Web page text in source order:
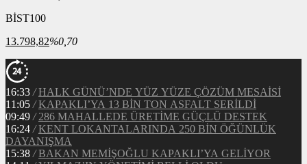
BİST100
13.798,82%0,70
16:33 / HALK GÜNÜ’NDE YÜZ YÜZE ÇÖZÜM MESAİSİ
11:05 / KAPAKLI’YA 13 BİN TON ASFALT SERİLDİ
09:49 / 286 MAHALLEDE ÜRETİME GÜÇLÜ DESTEK
16:24 / KENT LOKANTALARINDA 250 BİN ÖĞÜNLÜK
DAYANIŞMA
15:38 / BAKAN MEMİŞOĞLU KAPAKLI’YA GELİYOR